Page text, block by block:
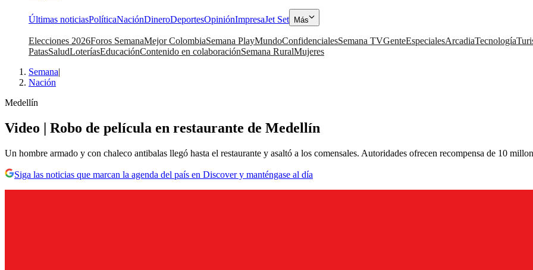
Últimas noticiasPolíticaNaciónDineroDeportesOpiniónImpresaJet Set Más
Elecciones 2026Foros SemanaMejor ColombiaSemana PlayMundoConfidencialesSemana TVGenteEspecialesArcadiaTecnología
PatasSaludLoteríasEducaciónContenido en colaboraciónSemana RuralMujeres
Semana|
Nación
Medellín
Video | Robo de película en restaurante de Medellín
Un hombre armado y con chaleco antibalas llegó hasta el restaurante y asaltó a los comensales. Autoridades ofrecen recompensa de 10
Siga las noticias que marcan la agenda del país en Discover y manténgase al día